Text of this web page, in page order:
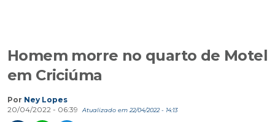
Homem morre no quarto de Motel
em Criciúma
Por Ney Lopes
20/04/2022 - 06:39
Atualizado em 22/04/2022 - 14:13